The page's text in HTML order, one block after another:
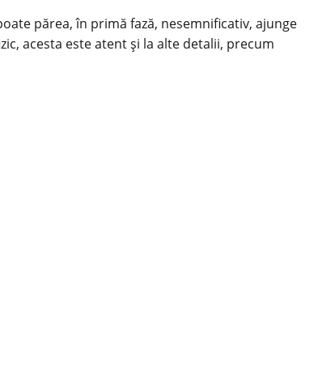
părea, în primă fază, nesemnificativ, ajunge
acesta este atent și la alte detalii, precum